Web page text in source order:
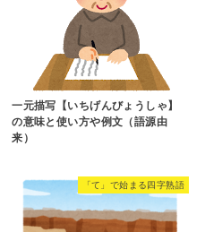
一元描写【いちげんびょうしゃ】
の意味と使い方や例文（語源由
来）
「て」で始まる四字熟語